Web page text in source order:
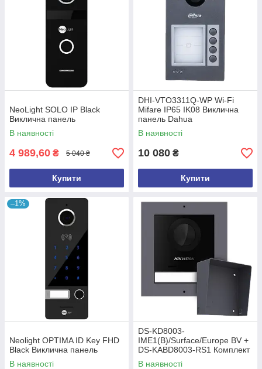
NeoLight SOLO IP Black
Виклична панель
В наявності
4 989,60 ₴ 5 040 ₴
Купити
DHI-VTO3311Q-WP Wi-Fi
Mifare IP65 IK08 Виклична
панель Dahua
В наявності
10 080 ₴
Купити
–1%
Neolight OPTIMA ID Key FHD
Black Виклична панель
В наявності
DS-KD8003-
IME1(B)/Surface/Europe BV +
DS-KABD8003-RS1 Комплект
Hikvision
В наявності